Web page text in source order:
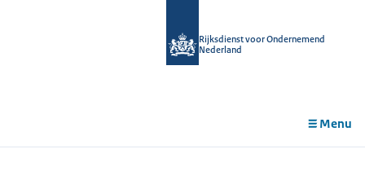
Rijksdienst voor Ondernemend
Nederland
Menu